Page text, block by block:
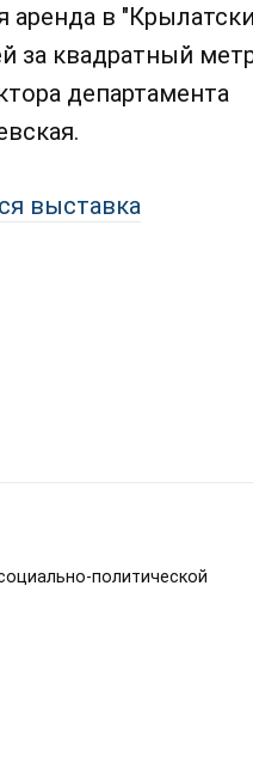
в
за квадратный
департамента
выставка
политической